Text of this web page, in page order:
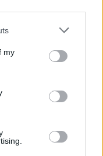
or more Google
You may click to
third-party tags to
in below Google
my